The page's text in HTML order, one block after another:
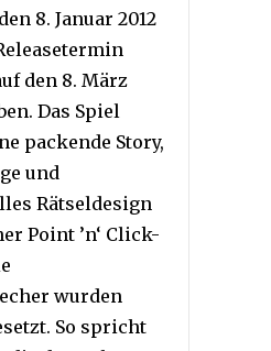
8. Januar 2012
den 8. März
Das Spiel
packende Story,
und
Rätseldesign
Point ’n‘ Click-
wurden
So spricht